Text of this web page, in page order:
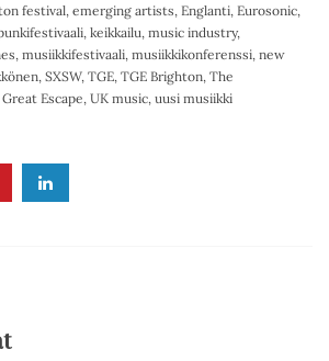
festival, emerging artists, Englanti, Eurosonic,
, keikkailu, music industry,
, musiikkifestivaali, musiikkikonferenssi, new
, SXSW, TGE, TGE Brighton, The
Escape, UK music, uusi musiikki